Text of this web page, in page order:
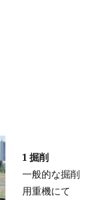
1 掘削
一般的な掘削
用重機にて